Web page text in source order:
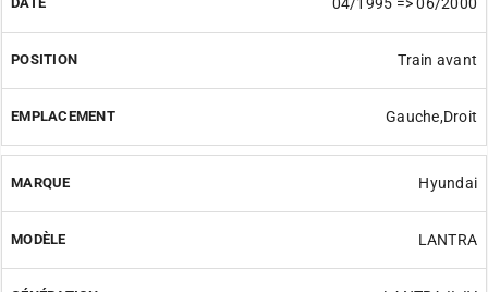
04/1995 => 06/2000
Train avant
Gauche,Droit
Hyundai
LANTRA